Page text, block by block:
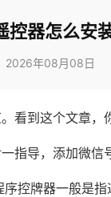
控器怎么安
2026年08月08日
看到这个文章，
指导，添加微信
控牌器一般是